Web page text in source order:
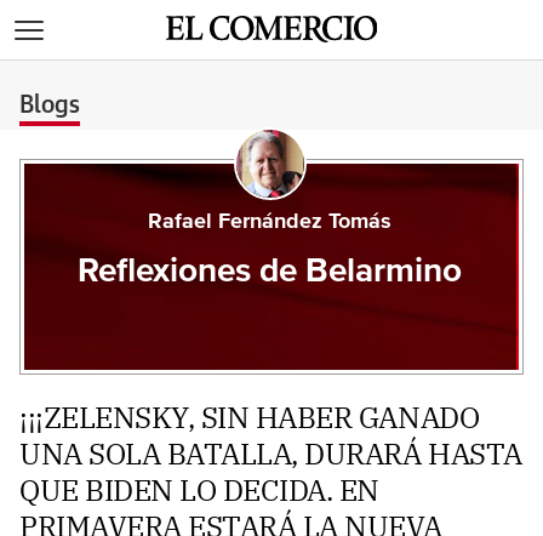
Blogs
Rafael Fernández Tomás
Reflexiones de Belarmino
¡¡¡ZELENSKY, SIN HABER GANADO
UNA SOLA BATALLA, DURARÁ HASTA
QUE BIDEN LO DECIDA. EN
PRIMAVERA ESTARÁ LA NUEVA